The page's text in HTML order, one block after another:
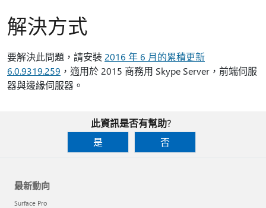
解決方式
要解決此問題，請安裝 2016 年 6 月的累積更新
6.0.9319.259 ，適用於 2015 商務用 Skype Server，前端伺服
器與邊緣伺服器。
此資訊是否有幫助?
是
否
最新動向
Surface Pro